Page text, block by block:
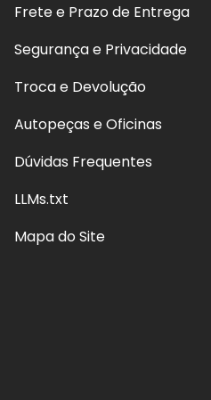
Frete e Prazo de Entrega
Segurança e Privacidade
Troca e Devolução
Autopeças e Oficinas
Dúvidas Frequentes
LLMs.txt
Mapa do Site